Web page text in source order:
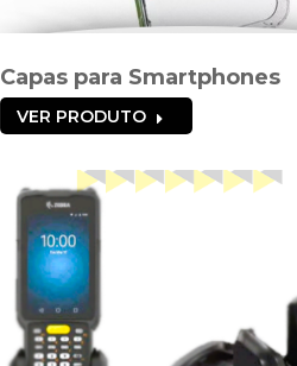
Capas para Smartphones
VER PRODUTO